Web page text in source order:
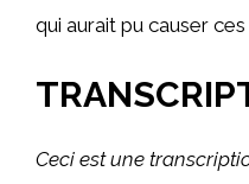
qui aurait pu causer ces
Ceci est une